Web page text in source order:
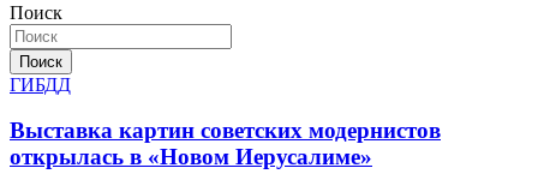
Поиск
Поиск
ГИБДД
Выставка картин советских модернистов
открылась в «Новом Иерусалиме»